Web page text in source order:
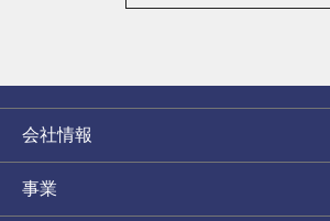
会社情報
事業